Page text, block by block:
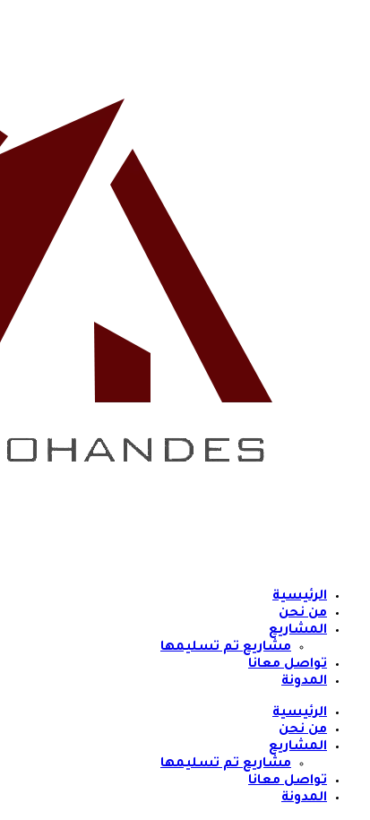
الرئيسية
من نحن
المشاريع
مشاريع تم تسليمها
تواصل معانا
المدونة
الرئيسية
من نحن
المشاريع
مشاريع تم تسليمها
تواصل معانا
المدونة